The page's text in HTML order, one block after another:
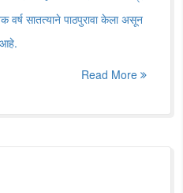
वर्ष सातत्याने पाठपुरावा केला असून
Read More